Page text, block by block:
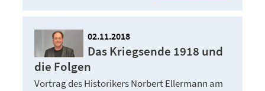
02.11.2018
Das Kriegsende 1918 und
die Folgen
Vortrag des Historikers Norbert Ellermann am